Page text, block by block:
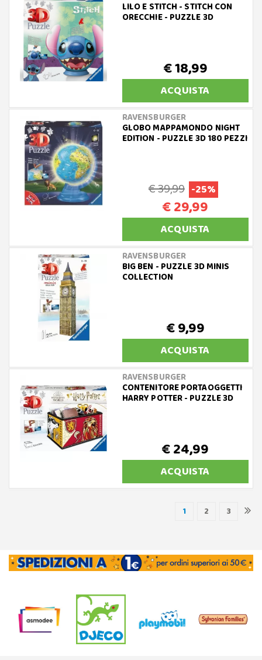
LILO E STITCH - STITCH CON
ORECCHIE - PUZZLE 3D
€ 18,99
ACQUISTA
RAVENSBURGER
GLOBO MAPPAMONDO NIGHT
EDITION - PUZZLE 3D 180 PEZZI
€ 39,99 -25%
€ 29,99
ACQUISTA
RAVENSBURGER
BIG BEN - PUZZLE 3D MINIS
COLLECTION
€ 9,99
ACQUISTA
RAVENSBURGER
CONTENITORE PORTAOGGETTI
HARRY POTTER - PUZZLE 3D
€ 24,99
ACQUISTA
1 2 3